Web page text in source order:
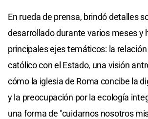
En rueda de prensa, brindó detalles
desarrollado durante varios meses y
principales ejes temáticos: la
católico con el Estado, una visión
cómo la iglesia de Roma concibe la
y la preocupación por la ecología
una forma de "cuidarnos nosotros